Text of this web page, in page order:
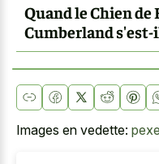
Quand le Chien de
Cumberland s'est-
Images en vedette: